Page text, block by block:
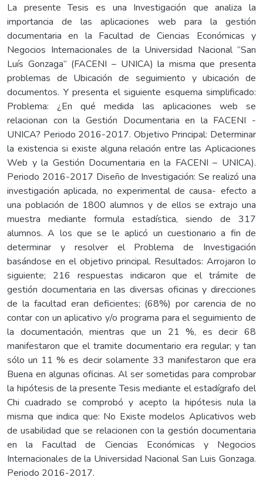
La presente Tesis es una Investigación que analiza la
importancia de las aplicaciones web para la gestión
documentaria en la Facultad de Ciencias Económicas y
Negocios Internacionales de la Universidad Nacional “San
Luís Gonzaga” (FACENI – UNICA) la misma que presenta
problemas de Ubicación de seguimiento y ubicación de
documentos. Y presenta el siguiente esquema simplificado:
Problema: ¿En qué medida las aplicaciones web se
relacionan con la Gestión Documentaria en la FACENI -
UNICA? Periodo 2016-2017. Objetivo Principal: Determinar
la existencia si existe alguna relación entre las Aplicaciones
Web y la Gestión Documentaria en la FACENI – UNICA).
Periodo 2016-2017 Diseño de Investigación: Se realizó una
investigación aplicada, no experimental de causa- efecto a
una población de 1800 alumnos y de ellos se extrajo una
muestra mediante formula estadística, siendo de 317
alumnos. A los que se le aplicó un cuestionario a fin de
determinar y resolver el Problema de Investigación
basándose en el objetivo principal. Resultados: Arrojaron lo
siguiente; 216 respuestas indicaron que el trámite de
gestión documentaria en las diversas oficinas y direcciones
de la facultad eran deficientes; (68%) por carencia de no
contar con un aplicativo y/o programa para el seguimiento de
la documentación, mientras que un 21 %, es decir 68
manifestaron que el tramite documentario era regular; y tan
sólo un 11 % es decir solamente 33 manifestaron que era
Buena en algunas oficinas. Al ser sometidas para comprobar
la hipótesis de la presente Tesis mediante el estadígrafo del
Chi cuadrado se comprobó y acepto la hipótesis nula la
misma que indica que: No Existe modelos Aplicativos web
de usabilidad que se relacionen con la gestión documentaria
en la Facultad de Ciencias Económicas y Negocios
Internacionales de la Universidad Nacional San Luis Gonzaga.
Periodo 2016-2017.